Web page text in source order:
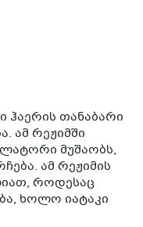
ჰაერის თანაბარი
ამ რეჟიმში
მუშაობს,
ამ რეჟიმის
როდესაც
ხოლო იატაკი